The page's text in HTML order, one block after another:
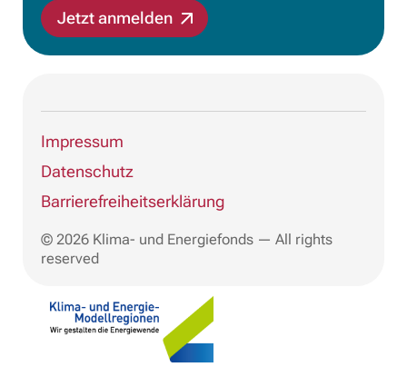
Jetzt anmelden
Impressum
Datenschutz
Barrierefreiheitserklärung
© 2026 Klima- und Energiefonds — All rights
reserved